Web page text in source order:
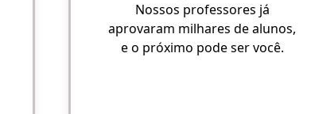
Nossos professores já
aprovaram milhares de alunos,
e o próximo pode ser você.